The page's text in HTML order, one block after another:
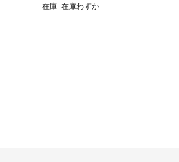
在庫 在庫わずか